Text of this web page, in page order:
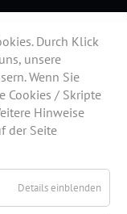
Alle
sind
Durch Klick
unsere
Wenn Sie
Cookies / Skripte
Hinweise
der Seite
Details einblenden